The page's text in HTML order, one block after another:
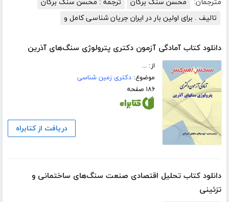
مترجمان: محسن سنگ برگان
ترجمه : محسن سنگ برگان
تالیف . برای اولین بار در ایران جریان شناسی کامل و
دانلود کتاب آمادگی آزمون دکتری پترولوژی سنگ‌های آذرین
از: ...
موضوع:دکتری زمین شناسی
۱۸۶ صفحه
دریافت از کتابراه
دانلود کتاب تحلیل اقتصادی صنعت سنگ‌های ساختمانی و
تزئینی